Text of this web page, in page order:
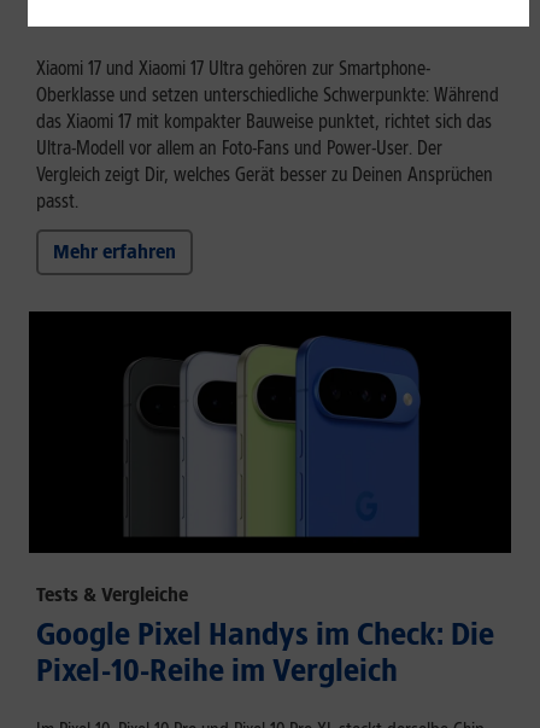
Xiaomi 17 und Xiaomi 17 Ultra gehören zur Smartphone-
Oberklasse und setzen unterschiedliche Schwerpunkte: Während
das Xiaomi 17 mit kompakter Bauweise punktet, richtet sich das
Ultra-Modell vor allem an Foto-Fans und Power-User. Der
Vergleich zeigt Dir, welches Gerät besser zu Deinen Ansprüchen
passt.
Mehr erfahren
Tests & Vergleiche
Google Pixel Handys im Check: Die
Pixel-10-Reihe im Vergleich